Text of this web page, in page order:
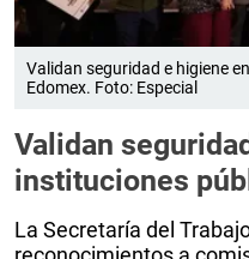
Validan seguridad e higiene
Edomex. Foto: Especial
Validan
instituciones
La Secretaría del